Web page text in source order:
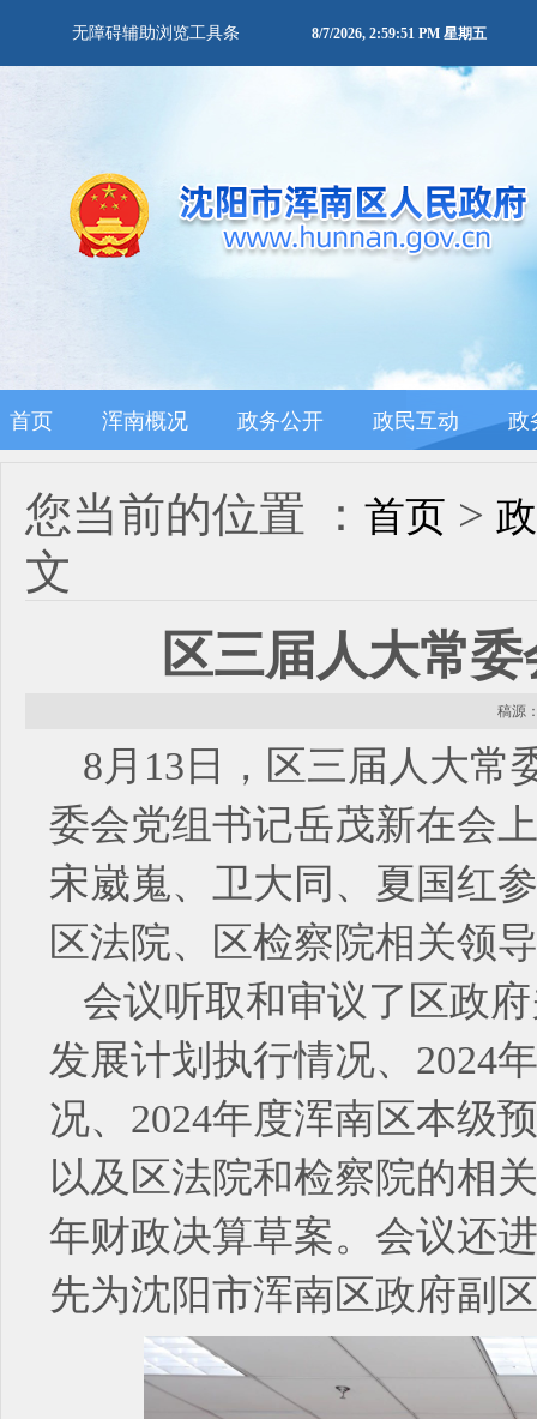
无障碍辅助浏览工具条 8/7/2026, 2:59:52 PM 星期五
首页 浑南概况 政务公开 政民互动 政
您当前的位置 ： 首页 >
文
区三届人大常
稿源
8月13日，区三届人大常
委会党组书记岳茂新在会
宋崴嵬、卫大同、夏国红
区法院、区检察院相关领
会议听取和审议了区政
发展计划执行情况、2024
况、2024年度浑南区本级
以及区法院和检察院的相
年财政决算草案。会议还
先为沈阳市浑南区政府副